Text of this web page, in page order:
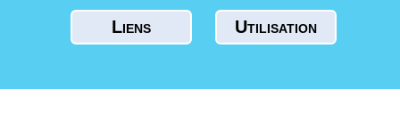
Liens Utilisation